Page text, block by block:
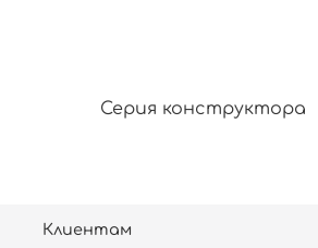
Серия конструктора
Клиентам